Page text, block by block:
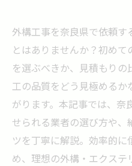
外構工事を奈良県で依頼す
とはありませんか？初め
を選ぶべきか、見積もり
工の品質をどう見極めるか
がります。本記事では、
せられる業者の選び方や、
ツを丁寧に解説。効率的
め、理想の外構・エクス